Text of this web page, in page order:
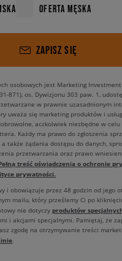
OFERTA MĘSKA
ZAPISZ SIĘ
osobowych jest Marketing Investment
871), os. Dywizjonu 303 paw. 1,
w prawnie uzasadnionym
uważa się marketing produktów i usług
aczkolwiek niezbędne w celu
Każdy ma prawo do zgłoszenia
także żądania dostępu do danych,
przetwarzania oraz prawo
treść oświadczenia o ochronie
prywatności.
i obowiązuje przez 48 godzin od jego
mailu, który prześlemy Ci po
nie dotyczy produktów
i akcjami specjalnymi. Pamiętaj, że
zgodę na otrzymywanie treści
.